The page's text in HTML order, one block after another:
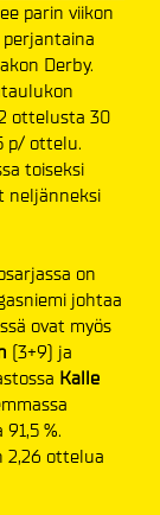
parin viikon
Derby.
ottelusta 30
p/ ottelu.
toiseksi
neljänneksi
on
johtaa
ovat myös
(3+9) ja
Kalle
%.
2,26 ottelua